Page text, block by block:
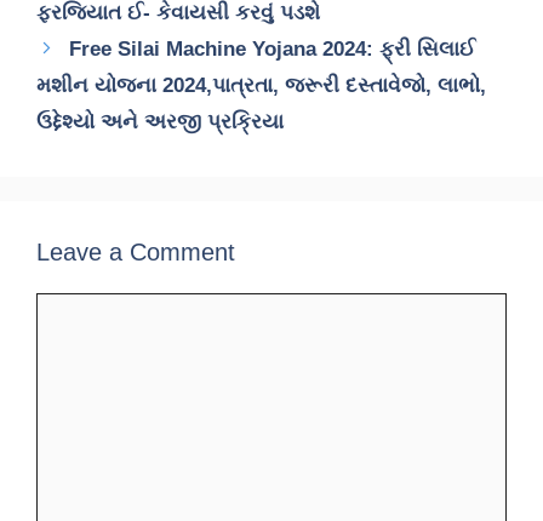
ફરજિયાત ઈ- કેવાયસી કરવું પડશે
Free Silai Machine Yojana 2024: ફ્રી સિલાઈ
મશીન યોજના 2024,પાત્રતા, જરૂરી દસ્તાવેજો, લાભો,
ઉદ્દેશ્યો અને અરજી પ્રક્રિયા
Leave a Comment